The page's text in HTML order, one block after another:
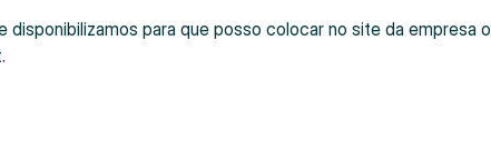
disponibilizamos para que posso colocar no site da empresa